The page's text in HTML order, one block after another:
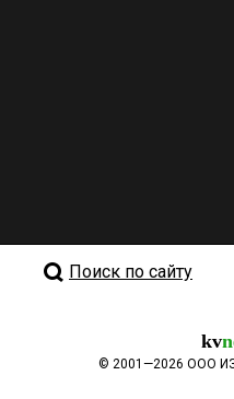
Поиск по сайту
kv
© 2001—2026 ООО